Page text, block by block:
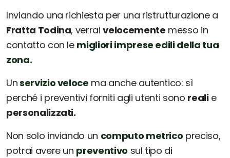
Inviando una richiesta per una ristrutturazione a
Fratta Todina, verraivelocemente messo in
contatto con le migliori imprese edili della tua
zona.
Unservizio veloce ma anche autentico: sì
perché i preventivi forniti agli utenti sono realie
personalizzati.
Non solo inviando un computo metrico preciso,
potrai avere un preventivo sul tipo di